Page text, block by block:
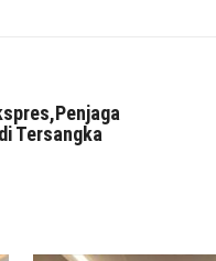
Tersangka